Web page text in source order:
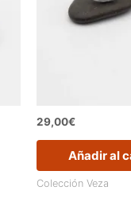
29,00€
Añadir al
Colección Veza